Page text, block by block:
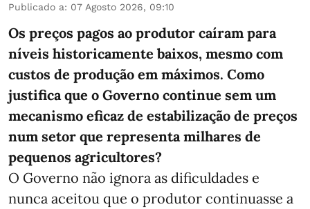
Publicado a: 07 Agosto 2026, 09:10
Os preços pagos ao produtor caíram para
níveis historicamente baixos, mesmo com
custos de produção em máximos. Como
justifica que o Governo continue sem um
mecanismo eficaz de estabilização de preços
num setor que representa milhares de
pequenos agricultores?
O Governo não ignora as dificuldades e
nunca aceitou que o produtor continuasse a